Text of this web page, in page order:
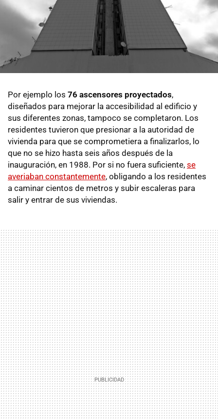
Por ejemplo los 76 ascensores proyectados,
diseñados para mejorar la accesibilidad al edificio y
sus diferentes zonas, tampoco se completaron. Los
residentes tuvieron que presionar a la autoridad de
vivienda para que se comprometiera a finalizarlos, lo
que no se hizo hasta seis años después de la
inauguración, en 1988. Por si no fuera suficiente, se
averiaban constantemente, obligando a los residentes
a caminar cientos de metros y subir escaleras para
salir y entrar de sus viviendas.